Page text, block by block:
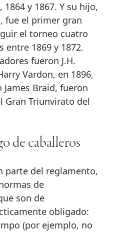
y 1867. Y su hijo,
fue el primer gran
el torneo cuatro
entre 1869 y 1872.
fueron J.H.
Vardon, en 1896,
Braid, fueron
Gran Triunvirato del
de caballeros
parte del reglamento,
de
son de
obligado:
(por ejemplo, no